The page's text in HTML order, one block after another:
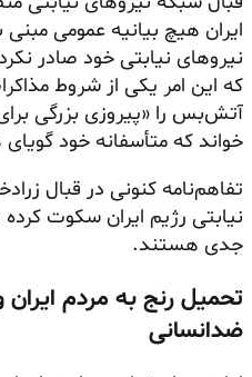
ایران هیچ بیانیه عمومی
نیروهای نیابتی خود صادر
که این امر یکی از شروط
آتش‌بس را «پیروزی بزرگی
خواند که متأسفانه خود
تفاهم‌نامه کنونی در قبال
نیابتی رژیم ایران سکوت
جدی هستند.
تحمیل رنج به مردم ایران
ضدانسانی